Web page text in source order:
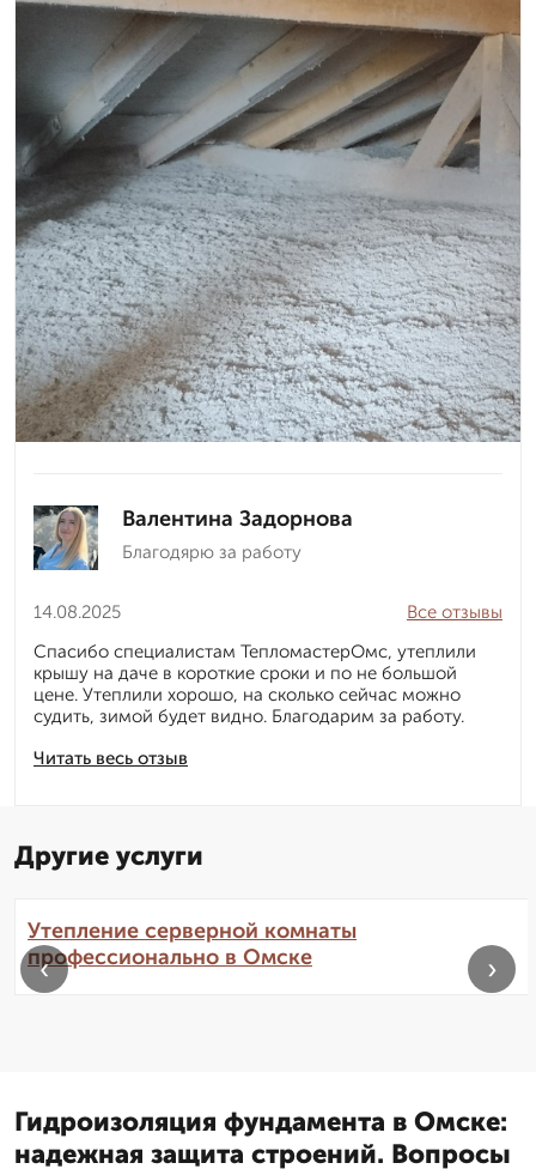
Валентина Задорнова
Благодярю за работу
14.08.2025
Читать весь отзыв
Все отзывы
Спасибо специалистам ТепломастерОмс, утеплили
крышу на даче в короткие сроки и по не большой
цене. Утеплили хорошо, на сколько сейчас можно
судить, зимой будет видно. Благодарим за работу.
Другие услуги
Утепление серверной комнаты
профессионально в Омске
‹ ›
Гидроизоляция фундамента в Омске:
надежная защита строений. Вопросы